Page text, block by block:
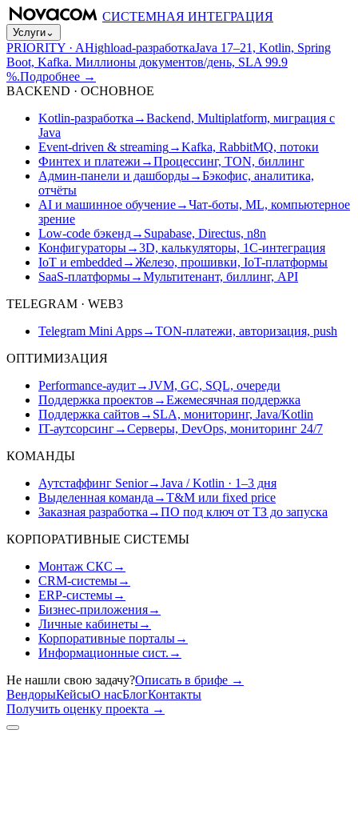
СИСТЕМНАЯ ИНТЕГРАЦИЯ
Услуги⌄
PRIORITY · AHighload-разработкаJava 17–21, Kotlin, Spring
Boot, Kafka. Миллионы документов/день, SLA 99.9
%.Подробнее →
BACKEND · ОСНОВНОЕ
Kotlin-разработка →Backend, Multiplatform, миграция с
Java
Event-driven & streaming→Kafka, RabbitMQ, потоки
Финтех и платежи →Процессинг, TON, биллинг
Админ-панели и дашборды→Бэкофис, аналитика,
отчёты
AI и машинное обучение→Чат-боты, ML, компьютерное
зрение
Low-code бэкенд→ Supabase, Directus, n8n
Конфигураторы→3D, калькуляторы, 1С-интеграция
IoT и embedded →Железо, прошивки, IoT-платформы
SaaS-платформы→Мультитенант, биллинг, API
TELEGRAM · WEB3
Telegram Mini Apps→TON-платежи, авторизация, push
ОПТИМИЗАЦИЯ
Performance-аудит→JVM, GC, SQL, очереди
Поддержка проектов →Ежемесячная поддержка
Поддержка сайтов → SLA, мониторинг, Java/Kotlin
IT-аутсорсинг→Серверы, DevOps, мониторинг 24/7
КОМАНДЫ
Аутстаффинг Senior→Java / Kotlin · 1–3 дня
Выделенная команда →T&M или fixed price
Заказная разработка →ПО под ключ от ТЗ до запуска
КОРПОРАТИВНЫЕ СИСТЕМЫ
Монтаж СКС →
CRM-системы→
ERP-системы→
Бизнес-приложения→
Личные кабинеты→
Корпоративные порталы→
Информационные сист. →
Не нашли свою задачу?Описать в брифе →
ВендорыКейсыО насБлогКонтакты
Получить оценку проекта →